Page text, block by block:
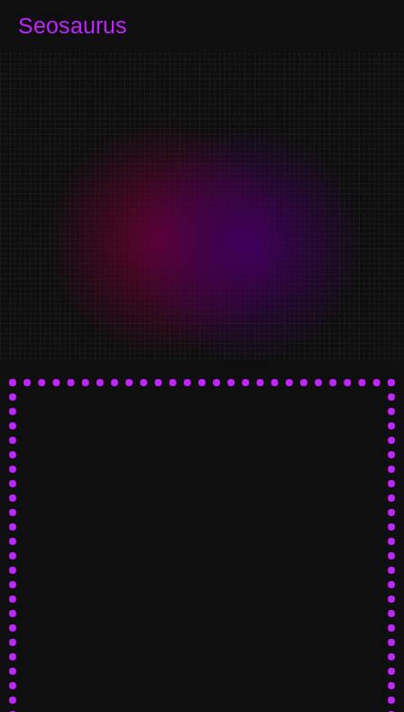
Seosaurus